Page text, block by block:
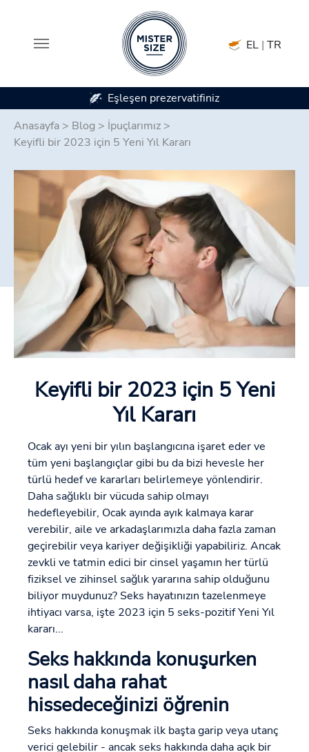
EL | TR
7 prezervatif boyutunda mevcuttur
Anasayfa > Blog > İpuçlarımız >
Keyifli bir 2023 için 5 Yeni Yıl Kararı
Keyifli bir 2023 için 5 Yeni
Yıl Kararı
Ocak ayı yeni bir yılın başlangıcına işaret eder ve
tüm yeni başlangıçlar gibi bu da bizi hevesle her
türlü hedef ve kararları belirlemeye yönlendirir.
Daha sağlıklı bir vücuda sahip olmayı
hedefleyebilir, Ocak ayında ayık kalmaya karar
verebilir, aile ve arkadaşlarımızla daha fazla zaman
geçirebilir veya kariyer değişikliği yapabiliriz. Ancak
zevkli ve tatmin edici bir cinsel yaşamın her türlü
fiziksel ve zihinsel sağlık yararına sahip olduğunu
biliyor muydunuz? Seks hayatınızın tazelenmeye
ihtiyacı varsa, işte 2023 için 5 seks-pozitif Yeni Yıl
kararı...
Seks hakkında konuşurken
nasıl daha rahat
hissedeceğinizi öğrenin
Seks hakkında konuşmak ilk başta garip veya utanç
verici gelebilir - ancak seks hakkında daha açık bir